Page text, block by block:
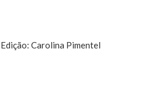
Edição: Carolina Pimentel